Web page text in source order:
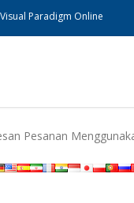
Visual Paradigm Online
Pesanan